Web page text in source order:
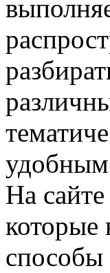
На
которые
способы